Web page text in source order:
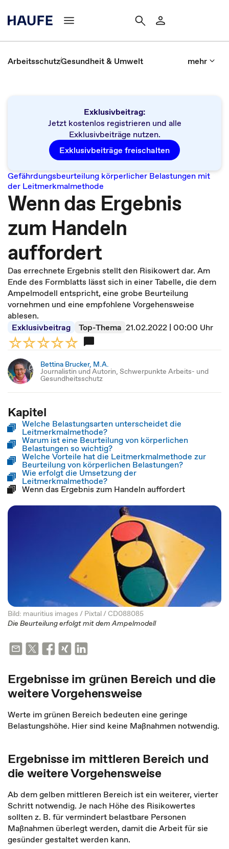
ArbeitsschutzGesundheit & Umwelt mehr
Exklusivbeitrag:
Jetzt kostenlos registrieren und alle
Exklusivbeiträge nutzen.
Exklusivbeiträge freischalten
Gefährdungsbeurteilung körperlicher Belastungen mit
der Leitmerkmalmethode
Wenn das Ergebnis
zum Handeln
auffordert
Das errechnete Ergebnis stellt den Risikowert dar. Am
Ende des Formblatts lässt sich in einer Tabelle, die dem
Ampelmodell entspricht, eine grobe Beurteilung
vornehmen und eine empfohlene Vorgehensweise
ablesen.
Exklusivbeitrag
Top-Thema 21.02.2022 | 00:00 Uhr
Bettina Brucker, M.A.
Journalistin und Autorin, Schwerpunkte Arbeits- und
Gesundheitsschutz
Kapitel
Welche Belastungsarten unterscheidet die
Leitmerkmalmethode?
Warum ist eine Beurteilung von körperlichen
Belastungen so wichtig?
Welche Vorteile hat die Leitmerkmalmethode zur
Beurteilung von körperlichen Belastungen?
Wie erfolgt die Umsetzung der
Leitmerkmalmethode?
Wenn das Ergebnis zum Handeln auffordert
Bild: mauritius images / Pixtal / CD088085
Die Beurteilung erfolgt mit dem Ampelmodell
Ergebnisse im grünen Bereich und die
weitere Vorgehensweise
Werte im grünen Bereich bedeuten eine geringe
Belastungshöhe. Hier sind keine Maßnahmen notwendig.
Ergebnisse im mittleren Bereich und
die weitere Vorgehensweise
Ab dem gelben mittleren Bereich ist ein weiterer, vierter
Schritt notwendig. Je nach Höhe des Risikowertes
sollten z. B. für vermindert belastbare Personen
Maßnahmen überlegt werden, damit die Arbeit für sie
gesünder gestaltet werden kann.